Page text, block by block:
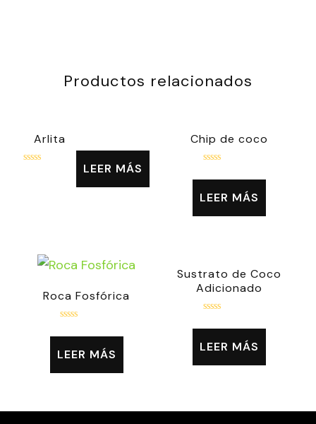
Productos relacionados
Arlita
LEER MÁS
Chip de coco
con
de
LEER MÁS
Roca Fosfórica
con
de
LEER MÁS
Sustrato de Coco
Adicionado
con
de
LEER MÁS